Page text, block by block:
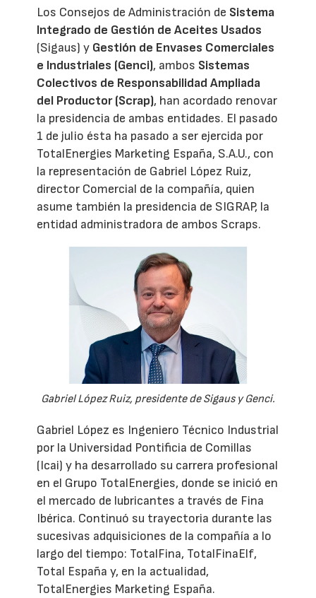
Los Consejos de Administración de Sistema
Integrado de Gestión de Aceites Usados
(Sigaus) y Gestión de Envases Comerciales
e Industriales (Genci), ambos Sistemas
Colectivos de Responsabilidad Ampliada
del Productor (Scrap), han acordado renovar
la presidencia de ambas entidades. El pasado
1 de julio ésta ha pasado a ser ejercida por
TotalEnergies Marketing España, S.A.U., con
la representación de Gabriel López Ruiz,
director Comercial de la compañía, quien
asume también la presidencia de SIGRAP, la
entidad administradora de ambos Scraps.
Gabriel López Ruiz, presidente de Sigaus y Genci.
Gabriel López es Ingeniero Técnico Industrial
por la Universidad Pontificia de Comillas
(Icai) y ha desarrollado su carrera profesional
en el Grupo TotalEnergies, donde se inició en
el mercado de lubricantes a través de Fina
Ibérica. Continuó su trayectoria durante las
sucesivas adquisiciones de la compañía a lo
largo del tiempo: TotalFina, TotalFinaElf,
Total España y, en la actualidad,
TotalEnergies Marketing España.